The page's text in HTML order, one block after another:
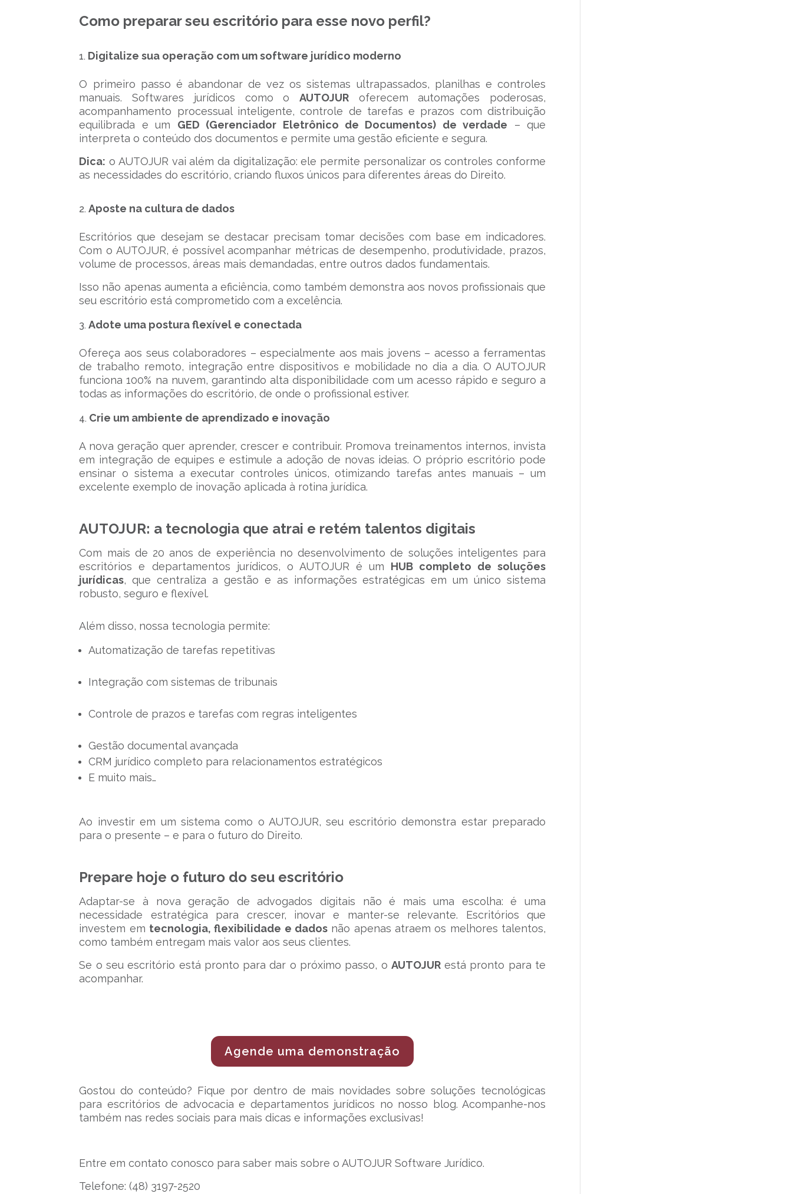
Como preparar seu escritório para esse novo perfil?
Digitalize sua operação com um software jurídico moderno
O primeiro passo é abandonar de vez os sistemas ultrapassados, planilhas e controles
manuais. Softwares jurídicos como o AUTOJURoferecem automações poderosas,
acompanhamento processual inteligente, controle de tarefas e prazos com distribuição
equilibrada e um GED (Gerenciador Eletrônico de Documentos) de verdade – que
interpreta o conteúdo dos documentos e permite uma gestão eficiente e segura.
Dica: o AUTOJUR vai além da digitalização: ele permite personalizar os controles conforme
as necessidades do escritório, criando fluxos únicos para diferentes áreas do Direito.
Aposte na cultura de dados
Escritórios que desejam se destacar precisam tomar decisões com base em indicadores.
Com o AUTOJUR, é possível acompanhar métricas de desempenho, produtividade, prazos,
volume de processos, áreas mais demandadas, entre outros dados fundamentais.
Isso não apenas aumenta a eficiência, como também demonstra aos novos profissionais que
seu escritório está comprometido com a excelência.
Adote uma postura flexível e conectada
Ofereça aos seus colaboradores – especialmente aos mais jovens – acesso a ferramentas
de trabalho remoto, integração entre dispositivos e mobilidade no dia a dia. O AUTOJUR
funciona 100% na nuvem, garantindo alta disponibilidade com um acesso rápido e seguro a
todas as informações do escritório, de onde o profissional estiver.
Crie um ambiente de aprendizado e inovação
A nova geração quer aprender, crescer e contribuir. Promova treinamentos internos, invista
em integração de equipes e estimule a adoção de novas ideias. O próprio escritório pode
ensinar o sistema a executar controles únicos, otimizando tarefas antes manuais – um
excelente exemplo de inovação aplicada à rotina jurídica.
AUTOJUR: a tecnologia que atrai e retém talentos digitais
Com mais de 20 anos de experiência no desenvolvimento de soluções inteligentes para
escritórios e departamentos jurídicos, o AUTOJUR é um HUB completo de soluções
jurídicas, que centraliza a gestão e as informações estratégicas em um único sistema
robusto, seguro e flexível.
Além disso, nossa tecnologia permite:
Automatização de tarefas repetitivas
Integração com sistemas de tribunais
Controle de prazos e tarefas com regras inteligentes
Gestão documental avançada
CRM jurídico completo para relacionamentos estratégicos
E muito mais…
Ao investir em um sistema como o AUTOJUR, seu escritório demonstra estar preparado
para o presente – e para o futuro do Direito.
Prepare hoje o futuro do seu escritório
Adaptar-se à nova geração de advogados digitais não é mais uma escolha: é uma
necessidade estratégica para crescer, inovar e manter-se relevante. Escritórios que
investem em tecnologia, flexibilidade e dados não apenas atraem os melhores talentos,
como também entregam mais valor aos seus clientes.
Se o seu escritório está pronto para dar o próximo passo, o AUTOJURestá pronto para te
acompanhar.
Agende uma demonstração
Gostou do conteúdo? Fique por dentro de mais novidades sobre soluções tecnológicas
para escritórios de advocacia e departamentos jurídicos no nosso blog. Acompanhe-nos
também nas redes sociais para mais dicas e informações exclusivas!
Entre em contato conosco para saber mais sobre o AUTOJUR Software Jurídico.
Telefone: (48) 3197-2520